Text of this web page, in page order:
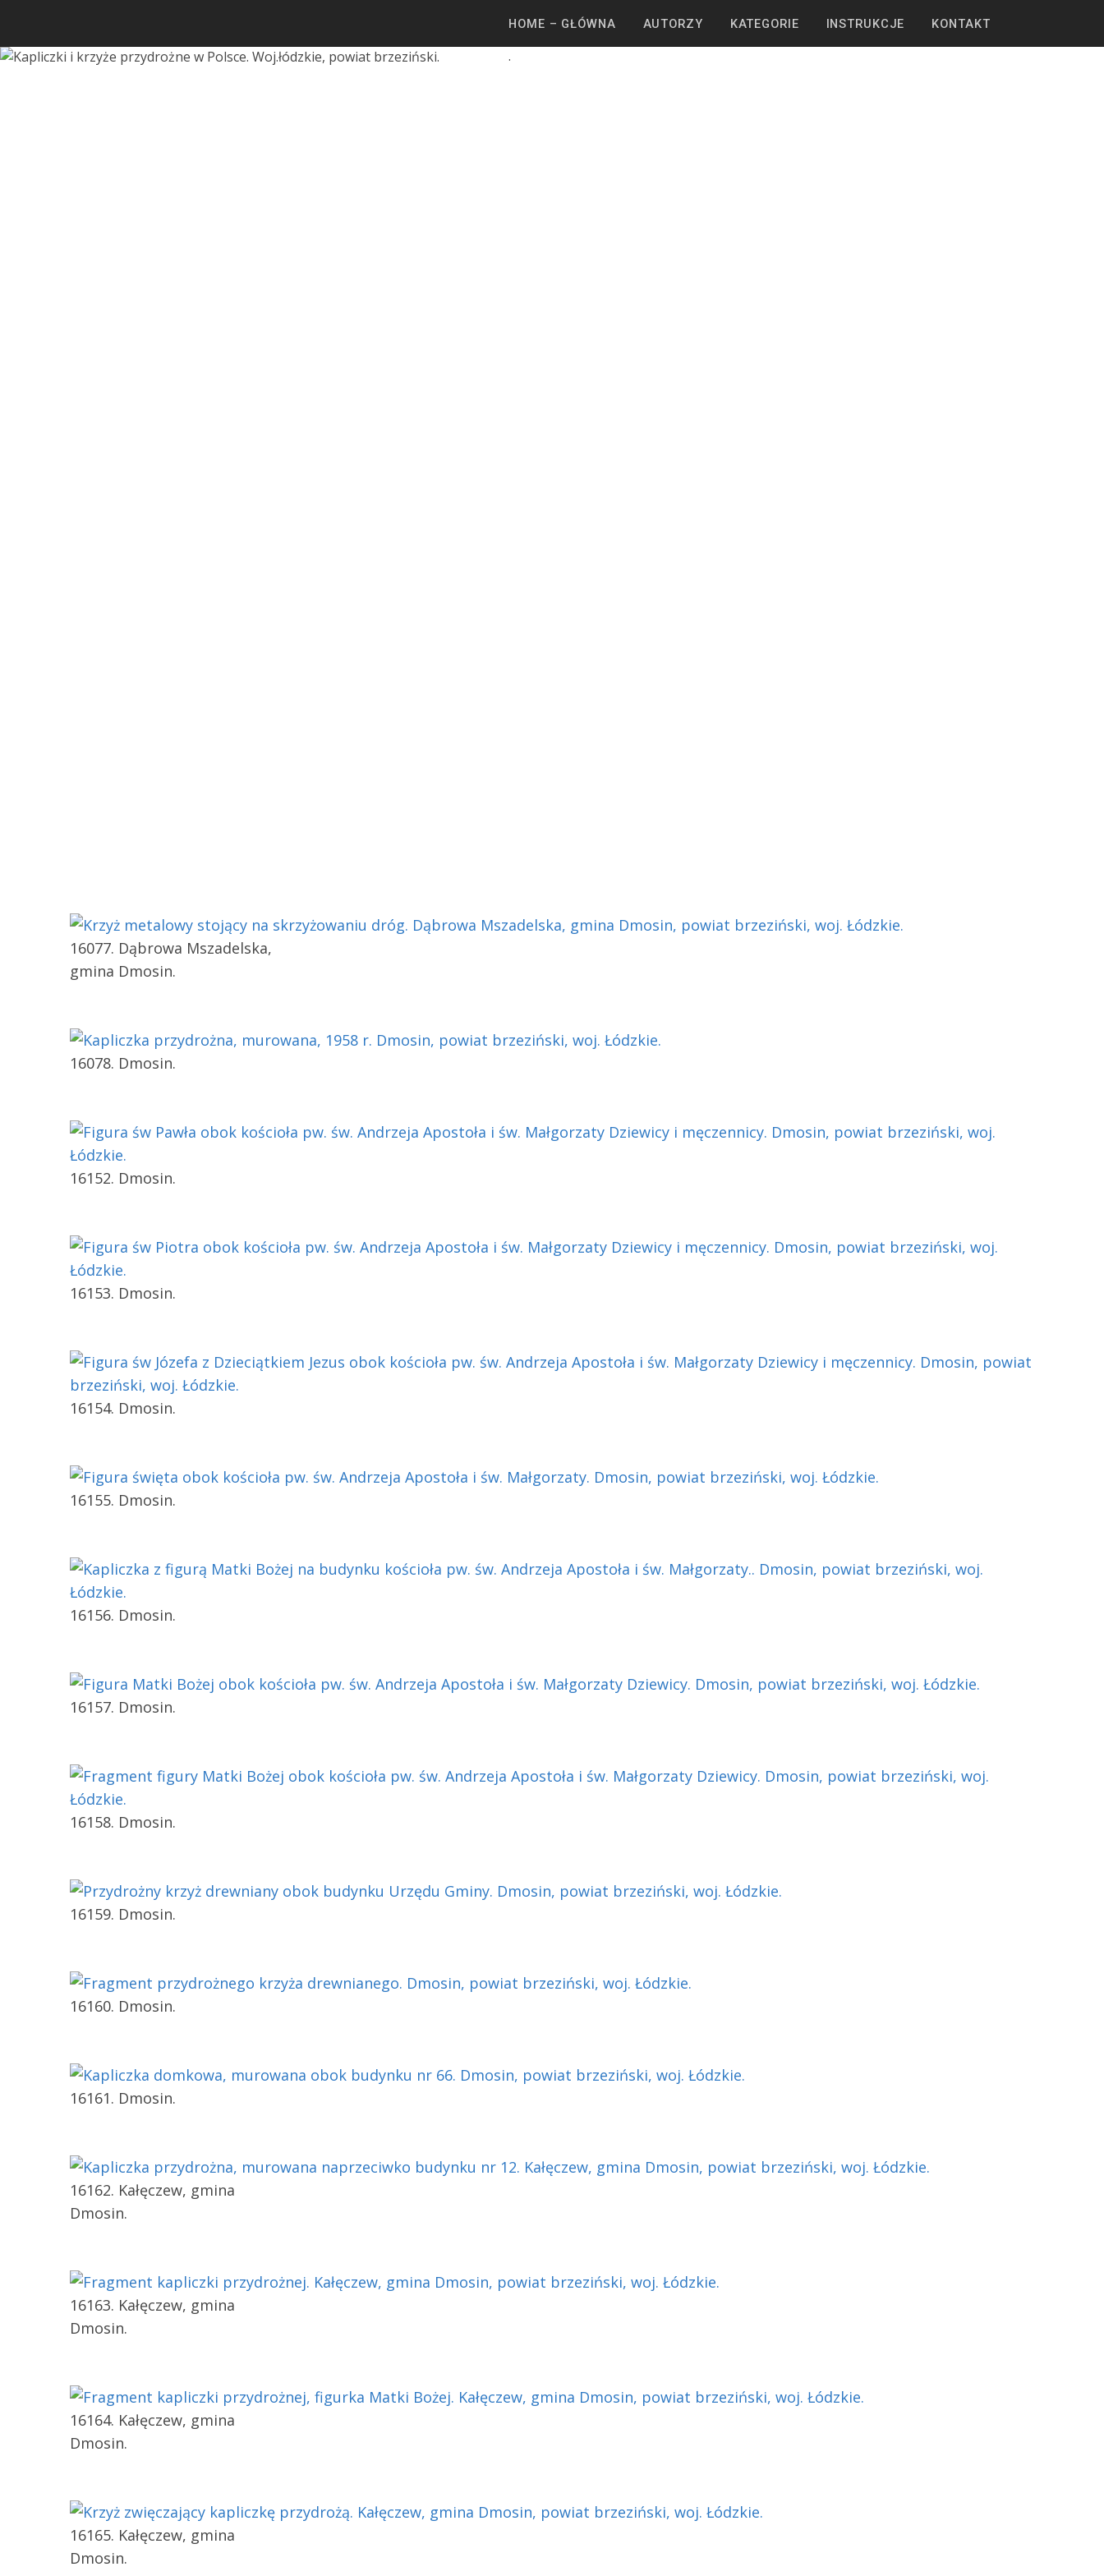
HOME – GŁÓWNA AUTORZY KATEGORIE INSTRUKCJE KONTAKT
16077. Dąbrowa Mszadelska,
gmina Dmosin.
16078. Dmosin.
16152. Dmosin.
16153. Dmosin.
16154. Dmosin.
16155. Dmosin.
16156. Dmosin.
16157. Dmosin.
16158. Dmosin.
16159. Dmosin.
16160. Dmosin.
16161. Dmosin.
16162. Kałęczew, gmina
Dmosin.
16163. Kałęczew, gmina
Dmosin.
16164. Kałęczew, gmina
Dmosin.
16165. Kałęczew, gmina
Dmosin.